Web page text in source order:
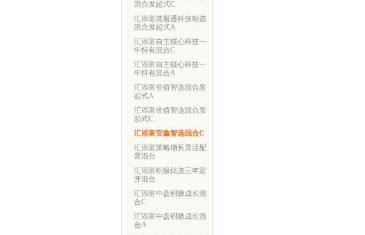
混合发起式C
汇添富港股通科技精选
混合发起式A
汇添富自主核心科技一
年持有混合C
汇添富自主核心科技一
年持有混合A
汇添富价值智选混合发
起式A
汇添富价值智选混合发
起式C
汇添富安鑫智选混合C
汇添富策略增长灵活配
置混合
汇添富积极优选三年定
开混合
汇添富中盘积极成长混
合C
汇添富中盘积极成长混
合A